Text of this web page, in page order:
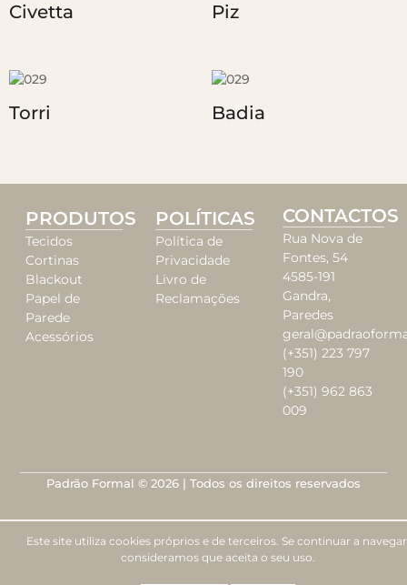
Civetta Piz
Torri Badia
PRODUTOS
Tecidos
Cortinas
Blackout
Papel de
Parede
Acessórios
POLÍTICAS
Política de
Privacidade
Livro de
Reclamações
CONTACTOS
Rua Nova de
Fontes, 54
4585-191
Gandra,
Paredes
(+351) 223 797
190
(+351) 962 863
009
Padrão Formal © 2026 | Todos os direitos reservados
Este site utiliza cookies próprios e de terceiros. Se continuar a
consideramos que aceita o seu uso.